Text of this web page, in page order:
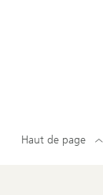
Haut de page